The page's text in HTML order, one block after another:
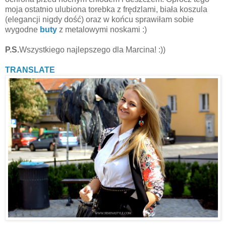
moja ostatnio ulubiona torebka z frędzlami, biała koszula
(elegancji nigdy dość) oraz w końcu sprawiłam sobie
wygodne buty z metalowymi noskami :)
P.S.Wszystkiego najlepszego dla Marcina! :))
TRANSLATE